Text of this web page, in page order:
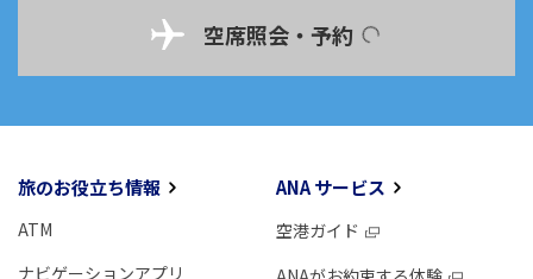
空席照会・予約
旅のお役立ち情報
ATM
ナビゲーションアプリ
ANA サービス
空港ガイド